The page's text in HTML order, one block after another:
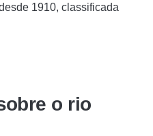
1910, classificada
o rio